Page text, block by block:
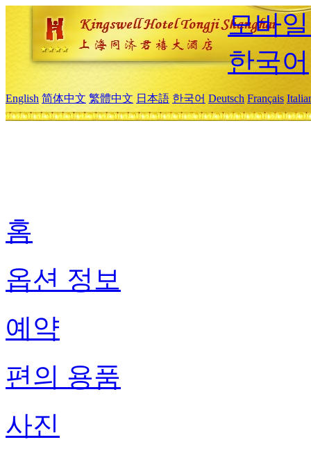
모바
한국어
English 简体中文 繁體中文 日本語 한국어 Deutsch Français
홈
옵션 정보
예약
편의 용품
사진